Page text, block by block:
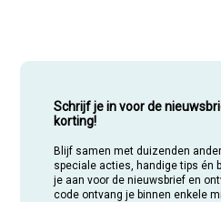
Schrijf je in voor de
korting!
Blijf samen met duizenden
speciale acties, handige tips én
je aan voor de nieuwsbrief en
code ontvang je binnen enkele